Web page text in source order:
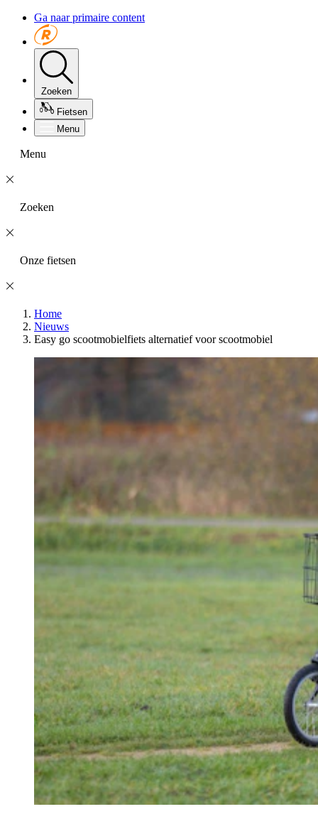
Ga naar primaire content
Zoeken
Fietsen
Menu
Menu
Zoeken
Onze fietsen
Home
Nieuws
Easy go scootmobielfiets alternatief voor scootmobiel